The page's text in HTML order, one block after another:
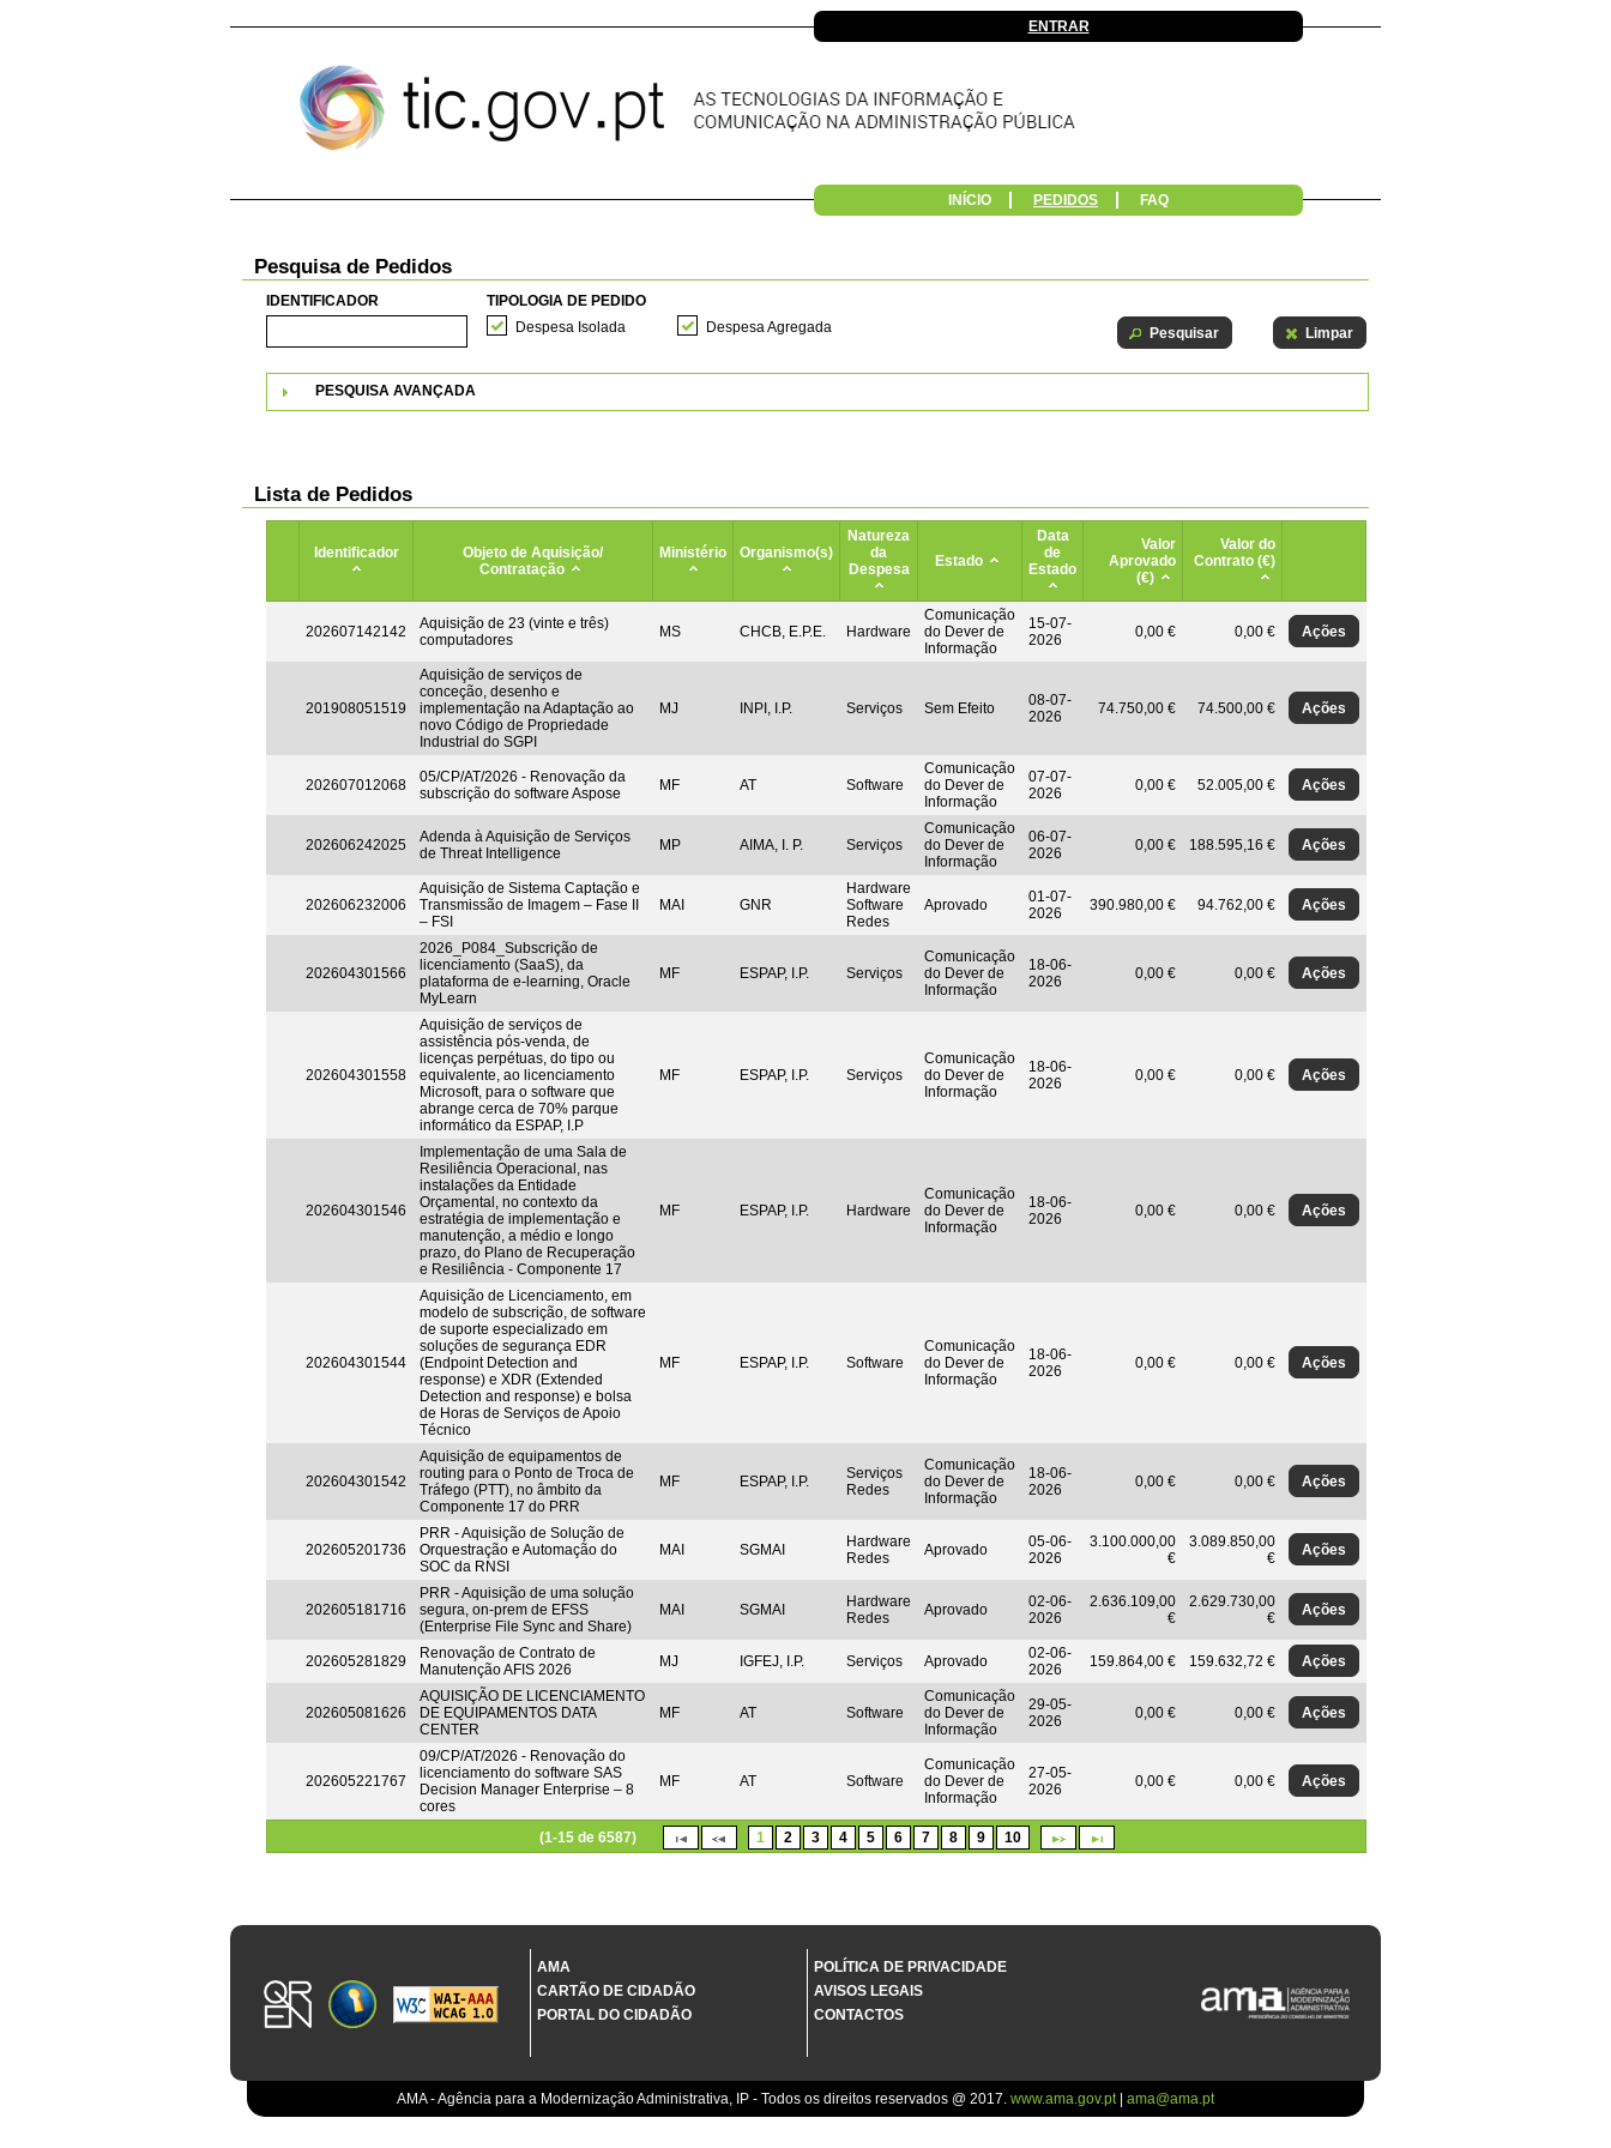
ENTRAR
INÍCIO PEDIDOS FAQ
Pesquisa de Pedidos
IDENTIFICADOR
TIPOLOGIA DE PEDIDO
Despesa Isolada
Despesa Agregada Pesquisar Limpar
PESQUISA AVANÇADA
Lista de Pedidos
Identificador
Objeto de Aquisição/
Contratação
Ministério Organismo(s)
Natureza
da
Despesa
Estado
Data
de
Estado
Valor
Aprovado
(€)
Valor do
Contrato (€)
202607142142
Aquisição de 23 (vinte e três)
computadores
MS CHCB, E.P.E. Hardware
Comunicação
do Dever de
Informação
15-07-
2026
0,00 € 0,00 € Ações
201908051519
Aquisição de serviços de
conceção, desenho e
implementação na Adaptação ao
novo Código de Propriedade
Industrial do SGPI
MJ INPI, I.P. Serviços Sem Efeito
08-07-
2026
74.750,00 € 74.500,00 € Ações
202607012068
05/CP/AT/2026 - Renovação da
subscrição do software Aspose
MF AT Software
Comunicação
do Dever de
Informação
07-07-
2026
0,00 € 52.005,00 € Ações
202606242025
Adenda à Aquisição de Serviços
de Threat Intelligence
MP AIMA, I. P. Serviços
Comunicação
do Dever de
Informação
06-07-
2026
0,00 € 188.595,16 € Ações
202606232006
Aquisição de Sistema Captação e
Transmissão de Imagem – Fase II
– FSI
MAI GNR
Hardware
Software
Redes
Aprovado
01-07-
2026
390.980,00 € 94.762,00 € Ações
202604301566
2026_P084_Subscrição de
licenciamento (SaaS), da
plataforma de e-learning, Oracle
MyLearn
MF ESPAP, I.P. Serviços
Comunicação
do Dever de
Informação
18-06-
2026
0,00 € 0,00 € Ações
202604301558
Aquisição de serviços de
assistência pós-venda, de
licenças perpétuas, do tipo ou
equivalente, ao licenciamento
Microsoft, para o software que
abrange cerca de 70% parque
informático da ESPAP, I.P
MF ESPAP, I.P. Serviços
Comunicação
do Dever de
Informação
18-06-
2026
0,00 € 0,00 € Ações
202604301546
Implementação de uma Sala de
Resiliência Operacional, nas
instalações da Entidade
Orçamental, no contexto da
estratégia de implementação e
manutenção, a médio e longo
prazo, do Plano de Recuperação
e Resiliência - Componente 17
MF ESPAP, I.P. Hardware
Comunicação
do Dever de
Informação
18-06-
2026
0,00 € 0,00 € Ações
202604301544
Aquisição de Licenciamento, em
modelo de subscrição, de software
de suporte especializado em
soluções de segurança EDR
(Endpoint Detection and
response) e XDR (Extended
Detection and response) e bolsa
de Horas de Serviços de Apoio
Técnico
MF ESPAP, I.P. Software
Comunicação
do Dever de
Informação
18-06-
2026
0,00 € 0,00 € Ações
202604301542
Aquisição de equipamentos de
routing para o Ponto de Troca de
Tráfego (PTT), no âmbito da
Componente 17 do PRR
MF ESPAP, I.P.
Serviços
Redes
Comunicação
do Dever de
Informação
18-06-
2026
0,00 € 0,00 € Ações
202605201736
PRR - Aquisição de Solução de
Orquestração e Automação do
SOC da RNSI
MAI SGMAI
Hardware
Redes
Aprovado
05-06-
2026
3.100.000,00
€
3.089.850,00
€
Ações
202605181716
PRR - Aquisição de uma solução
segura, on-prem de EFSS
(Enterprise File Sync and Share)
MAI SGMAI
Hardware
Redes
Aprovado
02-06-
2026
2.636.109,00
€
2.629.730,00
€
Ações
202605281829
Renovação de Contrato de
Manutenção AFIS 2026
MJ IGFEJ, I.P. Serviços Aprovado
02-06-
2026
159.864,00 € 159.632,72 € Ações
202605081626
AQUISIÇÃO DE LICENCIAMENTO
DE EQUIPAMENTOS DATA
CENTER
MF AT Software
Comunicação
do Dever de
Informação
29-05-
2026
0,00 € 0,00 € Ações
202605221767
09/CP/AT/2026 - Renovação do
licenciamento do software SAS
Decision Manager Enterprise – 8
cores
MF AT Software
Comunicação
do Dever de
Informação
27-05-
2026
0,00 € 0,00 € Ações
(1-15 de 6587) 1 2 3 4 5 6 7 8 9 10
AMA
CARTÃO DE CIDADÃO
PORTAL DO CIDADÃO
POLÍTICA DE PRIVACIDADE
AVISOS LEGAIS
CONTACTOS
AMA - Agência para a Modernização Administrativa, IP - Todos os direitos reservados @ 2017. www.ama.gov.pt ama@ama.pt